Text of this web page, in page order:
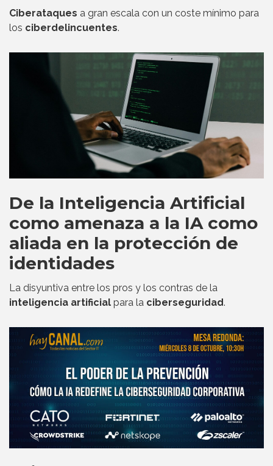
Ciberataques a gran escala con un coste mínimo para
los ciberdelincuentes.
De la Inteligencia Artificial
como amenaza a la IA como
aliada en la protección de
identidades
La disyuntiva entre los pros y los contras de la
inteligencia artificial para la ciberseguridad.